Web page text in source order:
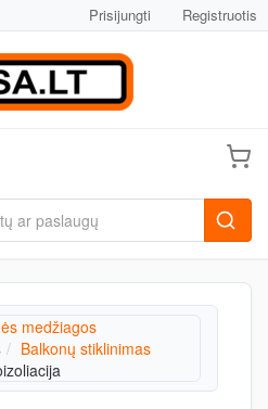
Prisijungti Registruotis
medžiagos
Balkonų stiklinimas